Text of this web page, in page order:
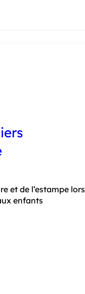
et de l’estampe lors
enfants